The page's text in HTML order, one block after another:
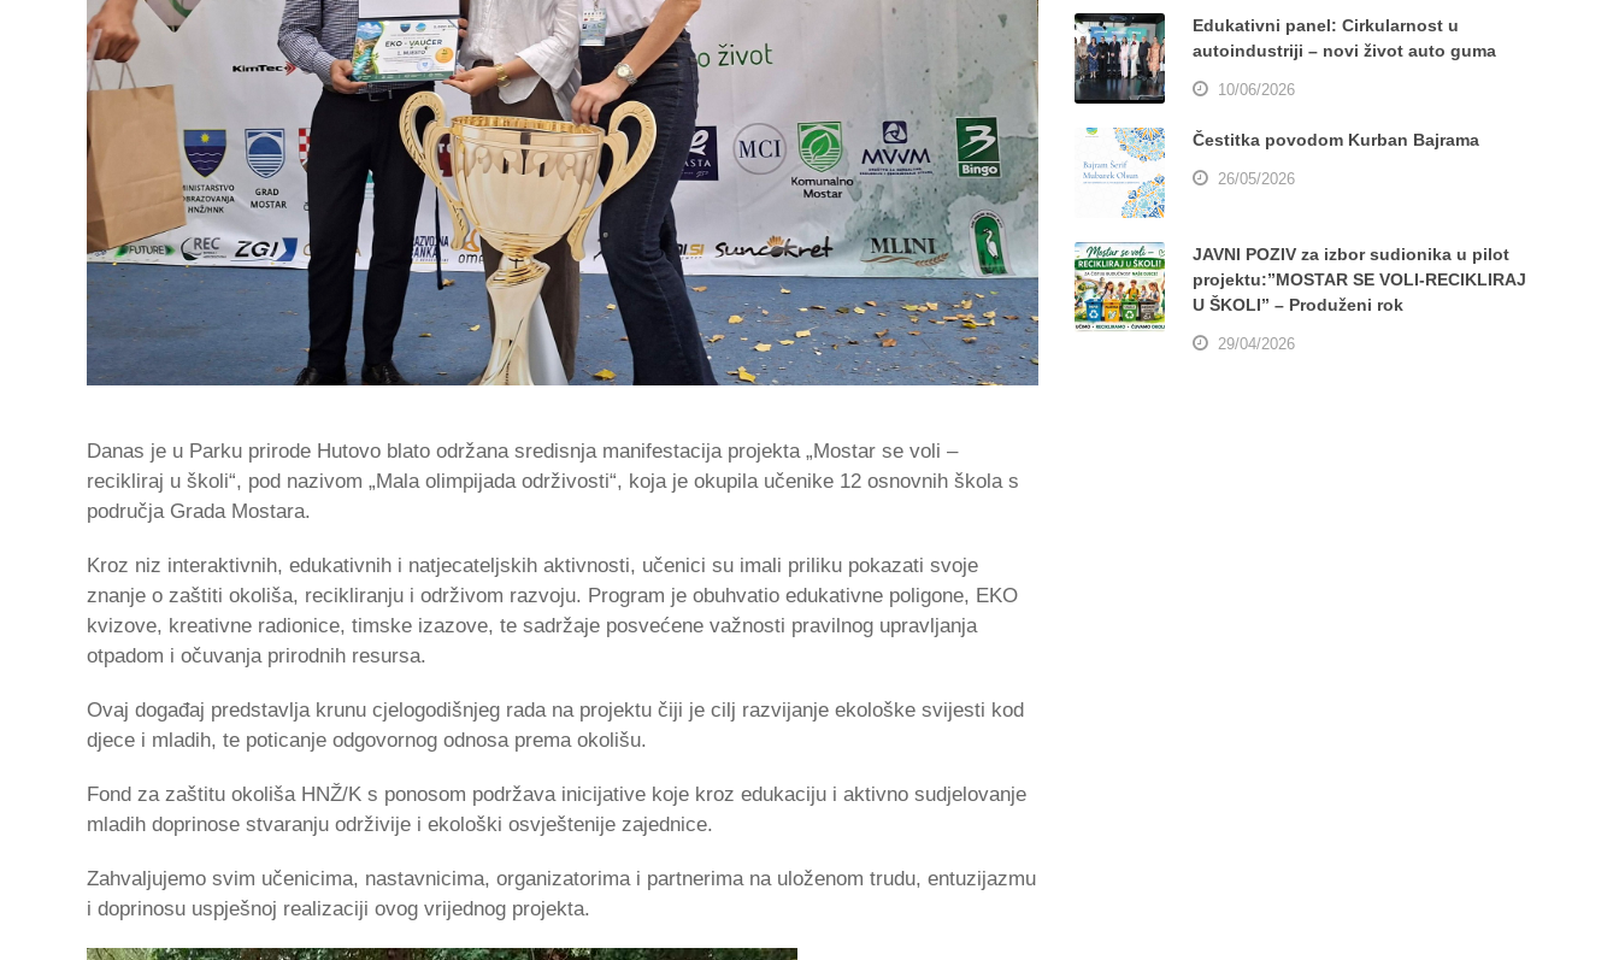
Danas je u Parku prirode Hutovo blato održana sredisnja manifestacija projekta „Mostar se voli –
recikliraj u školi“, pod nazivom „Mala olimpijada održivosti“, koja je okupila učenike 12 osnovnih škola s
područja Grada Mostara.
Kroz niz interaktivnih, edukativnih i natjecateljskih aktivnosti, učenici su imali priliku pokazati svoje
znanje o zaštiti okoliša, recikliranju i održivom razvoju. Program je obuhvatio edukativne poligone, EKO
kvizove, kreativne radionice, timske izazove, te sadržaje posvećene važnosti pravilnog upravljanja
otpadom i očuvanja prirodnih resursa.
Ovaj događaj predstavlja krunu cjelogodišnjeg rada na projektu čiji je cilj razvijanje ekološke svijesti kod
djece i mladih, te poticanje odgovornog odnosa prema okolišu.
Fond za zaštitu okoliša HNŽ/K s ponosom podržava inicijative koje kroz edukaciju i aktivno sudjelovanje
mladih doprinose stvaranju održivije i ekološki osvještenije zajednice.
Zahvaljujemo svim učenicima, nastavnicima, organizatorima i partnerima na uloženom trudu, entuzijazmu
i doprinosu uspješnoj realizaciji ovog vrijednog projekta.
Edukativni panel: Cirkularnost u
autoindustriji – novi život auto guma
10/06/2026
Čestitka povodom Kurban Bajrama
26/05/2026
JAVNI POZIV za izbor sudionika u pilot
projektu:”MOSTAR SE VOLI-RECIKLIRAJ
U ŠKOLI” – Produženi rok
29/04/2026